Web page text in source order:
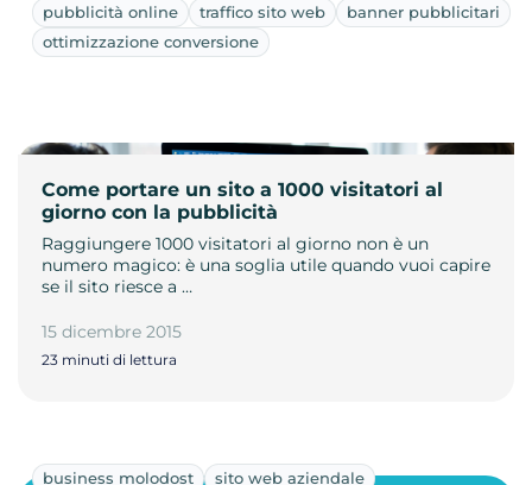
pubblicità online traffico sito web
banner pubblicitari
ottimizzazione conversione
Come portare un sito a 1000 visitatori al
giorno con la pubblicità
Raggiungere 1000 visitatori al giorno non è un
numero magico: è una soglia utile quando vuoi capire
se il sito riesce a …
15 dicembre 2015
23 minuti di lettura
business molodost
sito web aziendale